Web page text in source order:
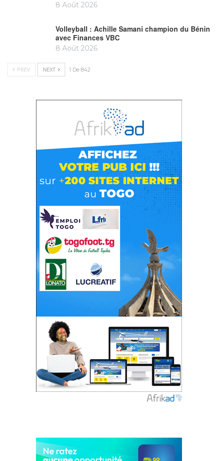
8 Août 2026
Volleyball : Achille Samani champion du Bénin
avec Finances VBC
8 Août 2026
PREV NEXT 1 De 842